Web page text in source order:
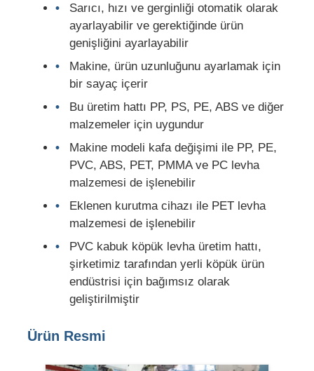
Rulo Kalender Makinesi
Sarıcı, hızı ve gerginliği otomatik olarak
ayarlayabilir ve gerektiğinde ürün
genişliğini ayarlayabilir
Makine, ürün uzunluğunu ayarlamak için
bir sayaç içerir
Bu üretim hattı PP, PS, PE, ABS ve diğer
malzemeler için uygundur
Makine modeli kafa değişimi ile PP, PE,
PVC, ABS, PET, PMMA ve PC levha
malzemesi de işlenebilir
Eklenen kurutma cihazı ile PET levha
malzemesi de işlenebilir
PVC kabuk köpük levha üretim hattı,
şirketimiz tarafından yerli köpük ürün
endüstrisi için bağımsız olarak
geliştirilmiştir
Ürün Resmi